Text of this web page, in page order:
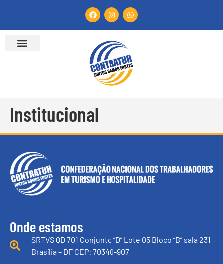
Institucional
Onde estamos
SRTVS QD 701 Conjunto “D” Lote 05 Bloco “B” sala 231
Brasília – DF CEP: 70340-907